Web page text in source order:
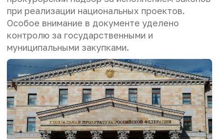
при реализации национальных проектов.
Особое внимание в документе уделено
контролю за государственными и
муниципальными закупками.